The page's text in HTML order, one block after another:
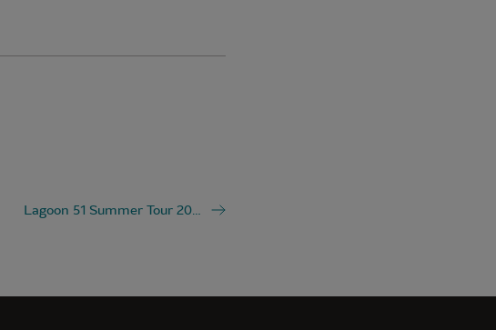
Lagoon 51 Summer Tour 2022 – Zehnter Stopp in Ajaccio, Korsika